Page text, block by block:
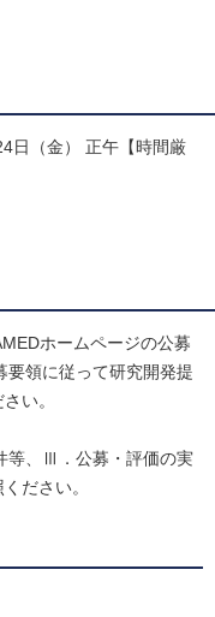
日（金） 正午【時間厳
ホームページの公募
要領に従って研究開発提
い。
等、Ⅲ．公募・評価の実
ださい。